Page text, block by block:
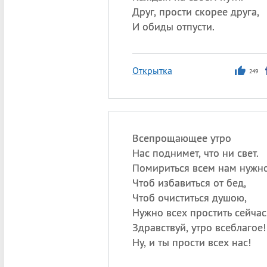
Друг, прости скорее друга,
И обиды отпусти.
Открытка 249
Всепрощающее утро
Нас поднимет, что ни свет.
Помириться всем нам
Чтоб избавиться от бед,
Чтоб очиститься душою,
Нужно всех простить
Здравствуй, утро всеблагое!
Ну, и ты прости всех нас!